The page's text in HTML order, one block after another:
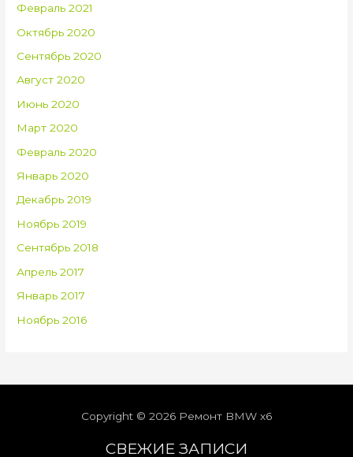
Февраль 2021
Октябрь 2020
Сентябрь 2020
Август 2020
Июнь 2020
Март 2020
Февраль 2020
Январь 2020
Декабрь 2019
Ноябрь 2019
Сентябрь 2018
Апрель 2017
Январь 2017
Ноябрь 2016
Copyright © 2026 Ремонт BMW x6
СВЕЖИЕ ЗАПИСИ